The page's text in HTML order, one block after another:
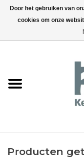
Producten
Door het gebruiken van
cookies om onze